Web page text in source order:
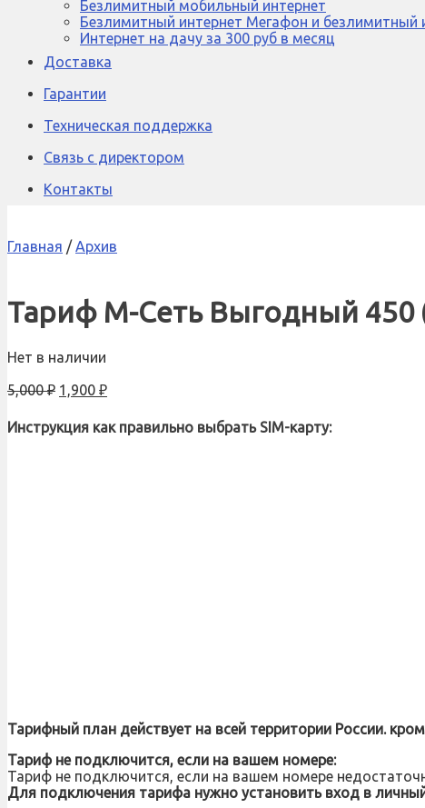
Безлимитный мобильный интернет
Безлимитный интернет Мегафон и безлимитный
Интернет на дачу за 300 руб в месяц
Доставка
Гарантии
Техническая поддержка
Связь с директором
Контакты
Главная / Архив
Тариф М-Сеть Выгодный 450
Нет в наличии
5,000₽ 1,900 ₽
Инструкция как правильно выбрать SIM-карту:
Тарифный план действует на всей территории России.
Тариф не подключится, если на вашем номере:
Тариф не подключится, если на вашем номере
Для подключения тарифа нужно установить вход в